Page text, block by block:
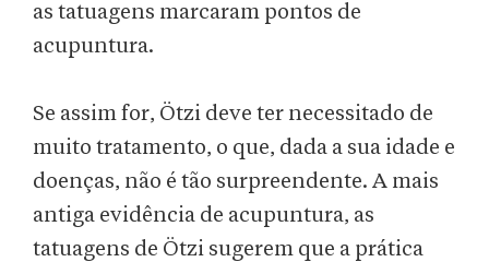
as tatuagens marcaram pontos de
acupuntura.
Se assim for, Ötzi deve ter necessitado de
muito tratamento, o que, dada a sua idade e
doenças, não é tão surpreendente. A mais
antiga evidência de acupuntura, as
tatuagens de Ötzi sugerem que a prática